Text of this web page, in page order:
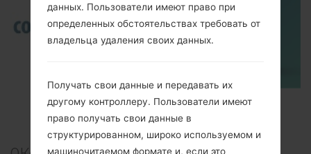
TOP 5 SECRET CODES for Samsung
данных. Пользователи имеют право при
определенных обстоятельствах требовать от
владельца удаления своих данных.
Получать свои данные и передавать их
другому контроллеру. Пользователи имеют
право получать свои данные в
структурированном, широко используемом и
машиночитаемом формате и, если это